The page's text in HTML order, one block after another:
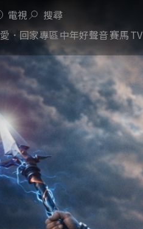
電視 搜尋
愛．回家專區中年好聲音賽馬